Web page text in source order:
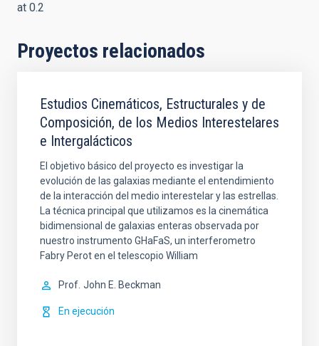
at 0.2
Proyectos relacionados
Estudios Cinemáticos, Estructurales y de
Composición, de los Medios Interestelares
e Intergalácticos
El objetivo básico del proyecto es investigar la
evolución de las galaxias mediante el entendimiento
de la interacción del medio interestelar y las estrellas.
La técnica principal que utilizamos es la cinemática
bidimensional de galaxias enteras observada por
nuestro instrumento GHaFaS, un interferometro
Fabry Perot en el telescopio William
Prof. John E. Beckman
En ejecución